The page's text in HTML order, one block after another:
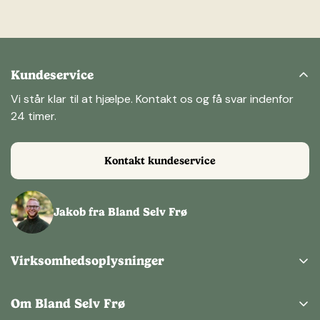
rødkål, er du altid velkommen til at kontakte os.
Virksomhedsoplysninger
Kertemindevej 1,
Om Bland Selv Frø
Kundeservice
Vi står klar til at hjælpe. Kontakt os og få svar indenfor
24 timer.
Kontakt kundeservice
Jakob fra Bland Selv Frø